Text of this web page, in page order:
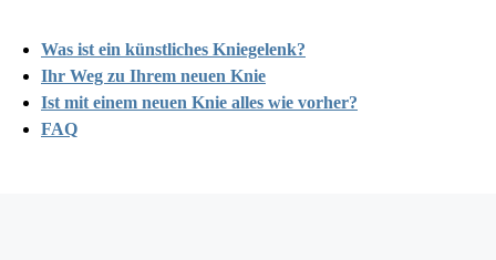
Was ist ein künstliches Kniegelenk?
Ihr Weg zu Ihrem neuen Knie
Ist mit einem neuen Knie alles wie vorher?
FAQ